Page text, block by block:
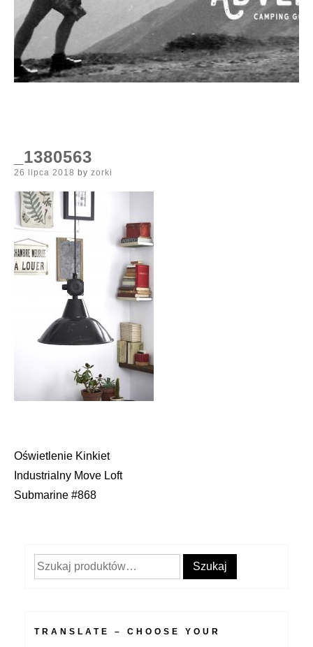
_1380563
Posted
26 lipca 2018 by zorki
Nawigacja
wpisu
Oświetlenie Kinkiet
Industrialny Move Loft
Submarine #868
Szukaj: Szukaj
TRANSLATE – CHOOSE YOUR